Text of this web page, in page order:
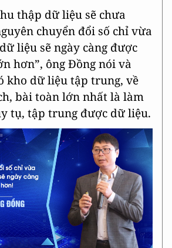
thập dữ liệu sẽ chưa
chuyển đổi số chỉ vừa
liệu sẽ ngày càng được
hơn”, ông Đồng nói và
kho dữ liệu tập trung, về
bài toàn lớn nhất là làm
tụ, tập trung được dữ liệu.